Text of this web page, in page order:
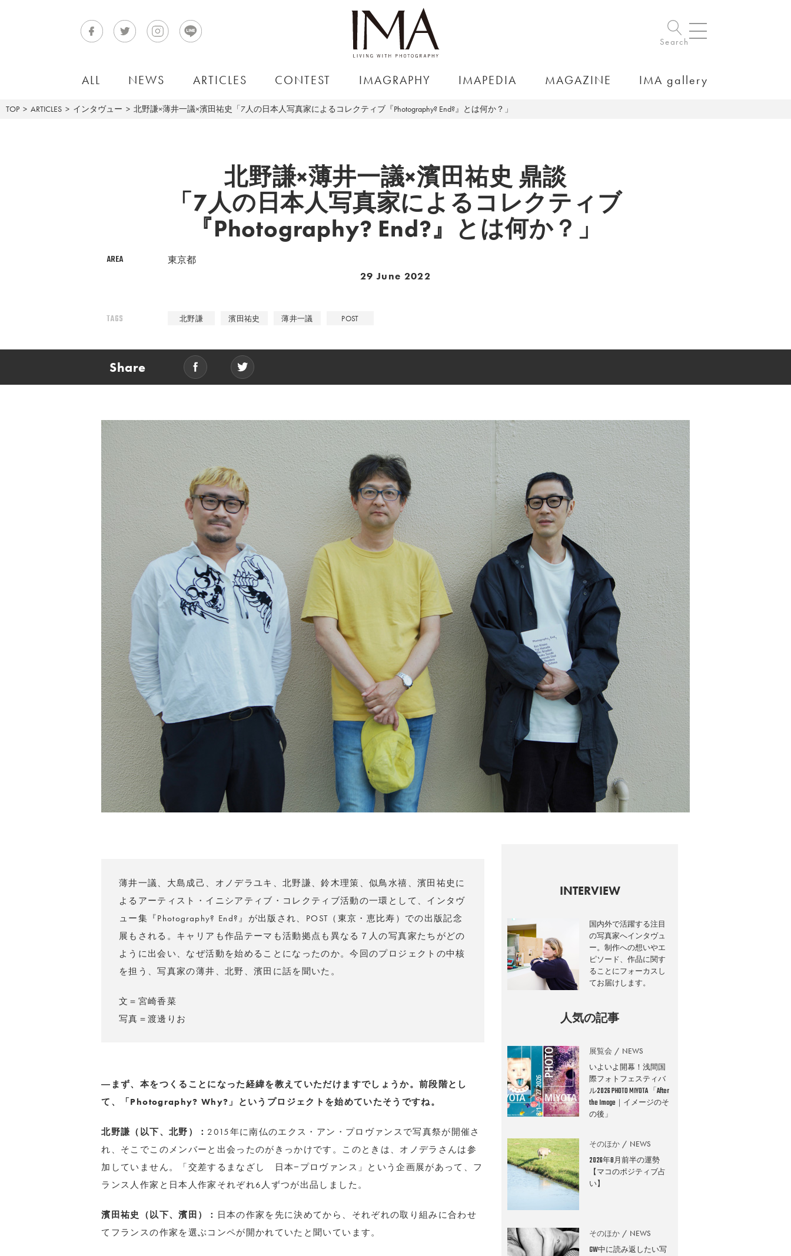
Search
ALL NEWS ARTICLES CONTEST IMAGRAPHY IMAPEDIA MAGAZINE IMA gallery
TOP ARTICLES インタヴュー 北野謙×薄井一議×濱田祐史「7人の日本人写真家によるコレクティブ『Photography? End?』とは何か？」
北野謙×薄井一議×濱田祐史 鼎談
「7人の日本人写真家によるコレクティブ
『Photography? End?』とは何か？」
AREA 東京都
29 June 2022
TAGS 北野謙 濱田祐史 薄井一議 POST
Share
薄井一議、大島成己、オノデラユキ、北野謙、鈴木理策、似鳥水禧、濱田祐史に
よるアーティスト・イニシアティブ・コレクティブ活動の一環として、インタヴ
ュー集『Photography? End?』が出版され、POST（東京・恵比寿）での出版記念
展もされる。キャリアも作品テーマも活動拠点も異なる７人の写真家たちがどの
ように出会い、なぜ活動を始めることになったのか。今回のプロジェクトの中核
を担う、写真家の薄井、北野、濱田に話を聞いた。
文＝宮崎香菜
写真＝渡邊りお
―まず、本をつくることになった経緯を教えていただけますでしょうか。前段階とし
て、「Photography? Why?」というプロジェクトを始めていたそうですね。
北野謙（以下、北野）： 2015年に南仏のエクス・アン・プロヴァンスで写真祭が開催さ
れ、そこでこのメンバーと出会ったのがきっかけです。このときは、オノデラさんは参
加していません。「交差するまなざし 日本−プロヴァンス」という企画展があって、フ
ランス人作家と日本人作家それぞれ6人ずつが出品しました。
濱田祐史（以下、濱田）： 日本の作家を先に決めてから、それぞれの取り組みに合わせ
てフランスの作家を選ぶコンペが開かれていたと聞いています。
INTERVIEW
国内外で活躍する注目
の写真家へインタヴュ
ー。制作への想いやエ
ピソード、作品に関す
ることにフォーカスし
てお届けします。
人気の記事
展覧会 NEWS
いよいよ開幕！浅間国
際フォトフェスティバ
ル2026 PHOTO MIYOTA 「After
the Image｜イメージのそ
の後」
そのほか NEWS
2026年8月前半の運勢
【マコのポジティブ占
い】
そのほか NEWS
GW中に読み返したい写